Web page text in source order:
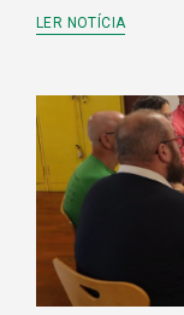
LER NOTÍCIA